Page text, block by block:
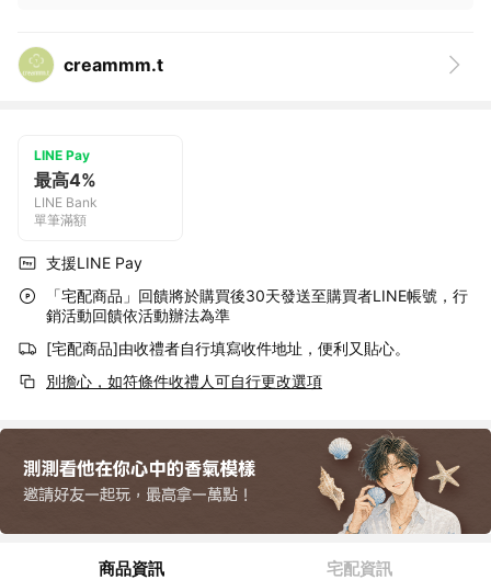
creammm.t
LINE Pay
最高4%
LINE Bank
單筆滿額
支援LINE Pay
「宅配商品」回饋將於購買後30天發送至購買者LINE帳號，行
銷活動回饋依活動辦法為準
[宅配商品]由收禮者自行填寫收件地址，便利又貼心。
別擔心，如符條件收禮人可自行更改選項
商品資訊 宅配資訊